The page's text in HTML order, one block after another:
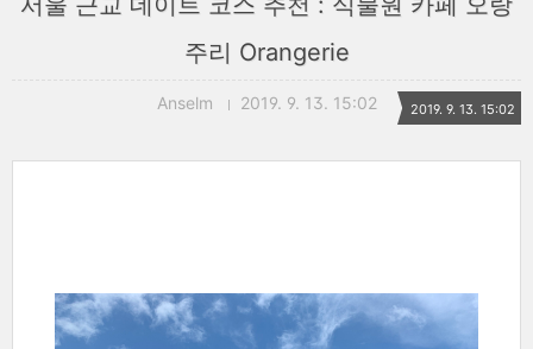
주리 Orangerie
Anselm 2019. 9. 13. 15:02 2019. 9. 13. 15:02